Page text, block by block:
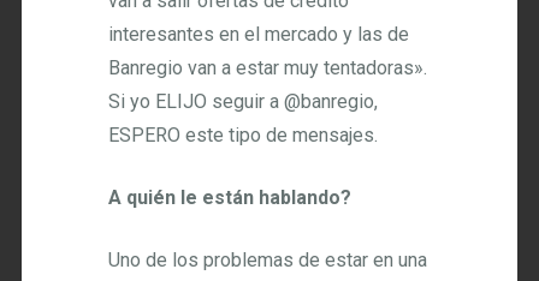
interesantes en el mercado y las de
Banregio van a estar muy tentadoras».
Si yo ELIJO seguir a @banregio,
ESPERO este tipo de mensajes.
A quién le están hablando?
Uno de los problemas de estar en una